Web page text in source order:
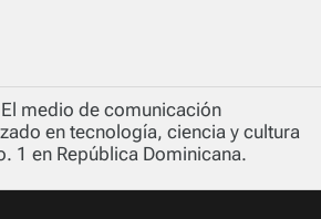
medio de comunicación
en tecnología, ciencia y cultura
1 en República Dominicana.